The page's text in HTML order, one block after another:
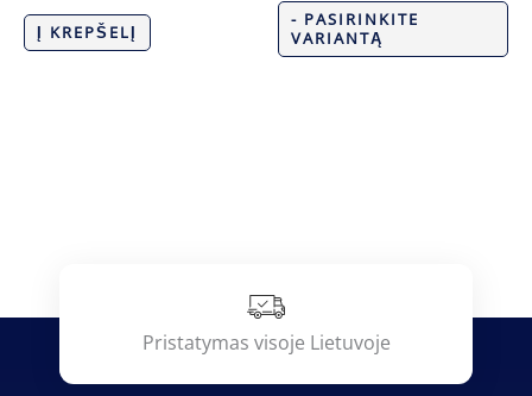
Į KREPŠELĮ
- PASIRINKITE
VARIANTĄ
Pristatymas visoje Lietuvoje